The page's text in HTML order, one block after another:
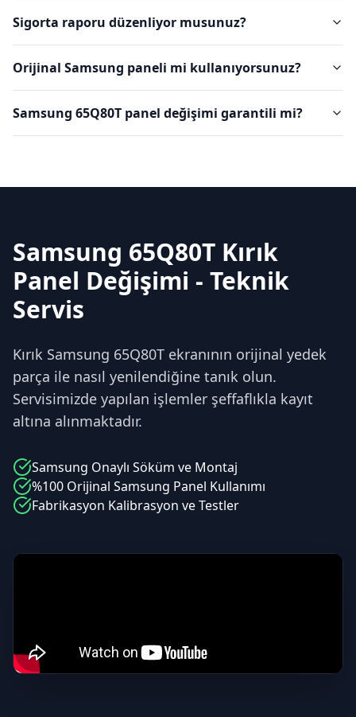
Sigorta raporu düzenliyor musunuz?
Orijinal Samsung paneli mi kullanıyorsunuz?
Samsung 65Q80T panel değişimi garantili mi?
Samsung 65Q80T Kırık
Panel Değişimi - Teknik
Servis
Kırık Samsung 65Q80T ekranının orijinal yedek
parça ile nasıl yenilendiğine tanık olun.
Servisimizde yapılan işlemler şeffaflıkla kayıt
altına alınmaktadır.
Samsung Onaylı Söküm ve Montaj
%100 Orijinal Samsung Panel Kullanımı
Fabrikasyon Kalibrasyon ve Testler